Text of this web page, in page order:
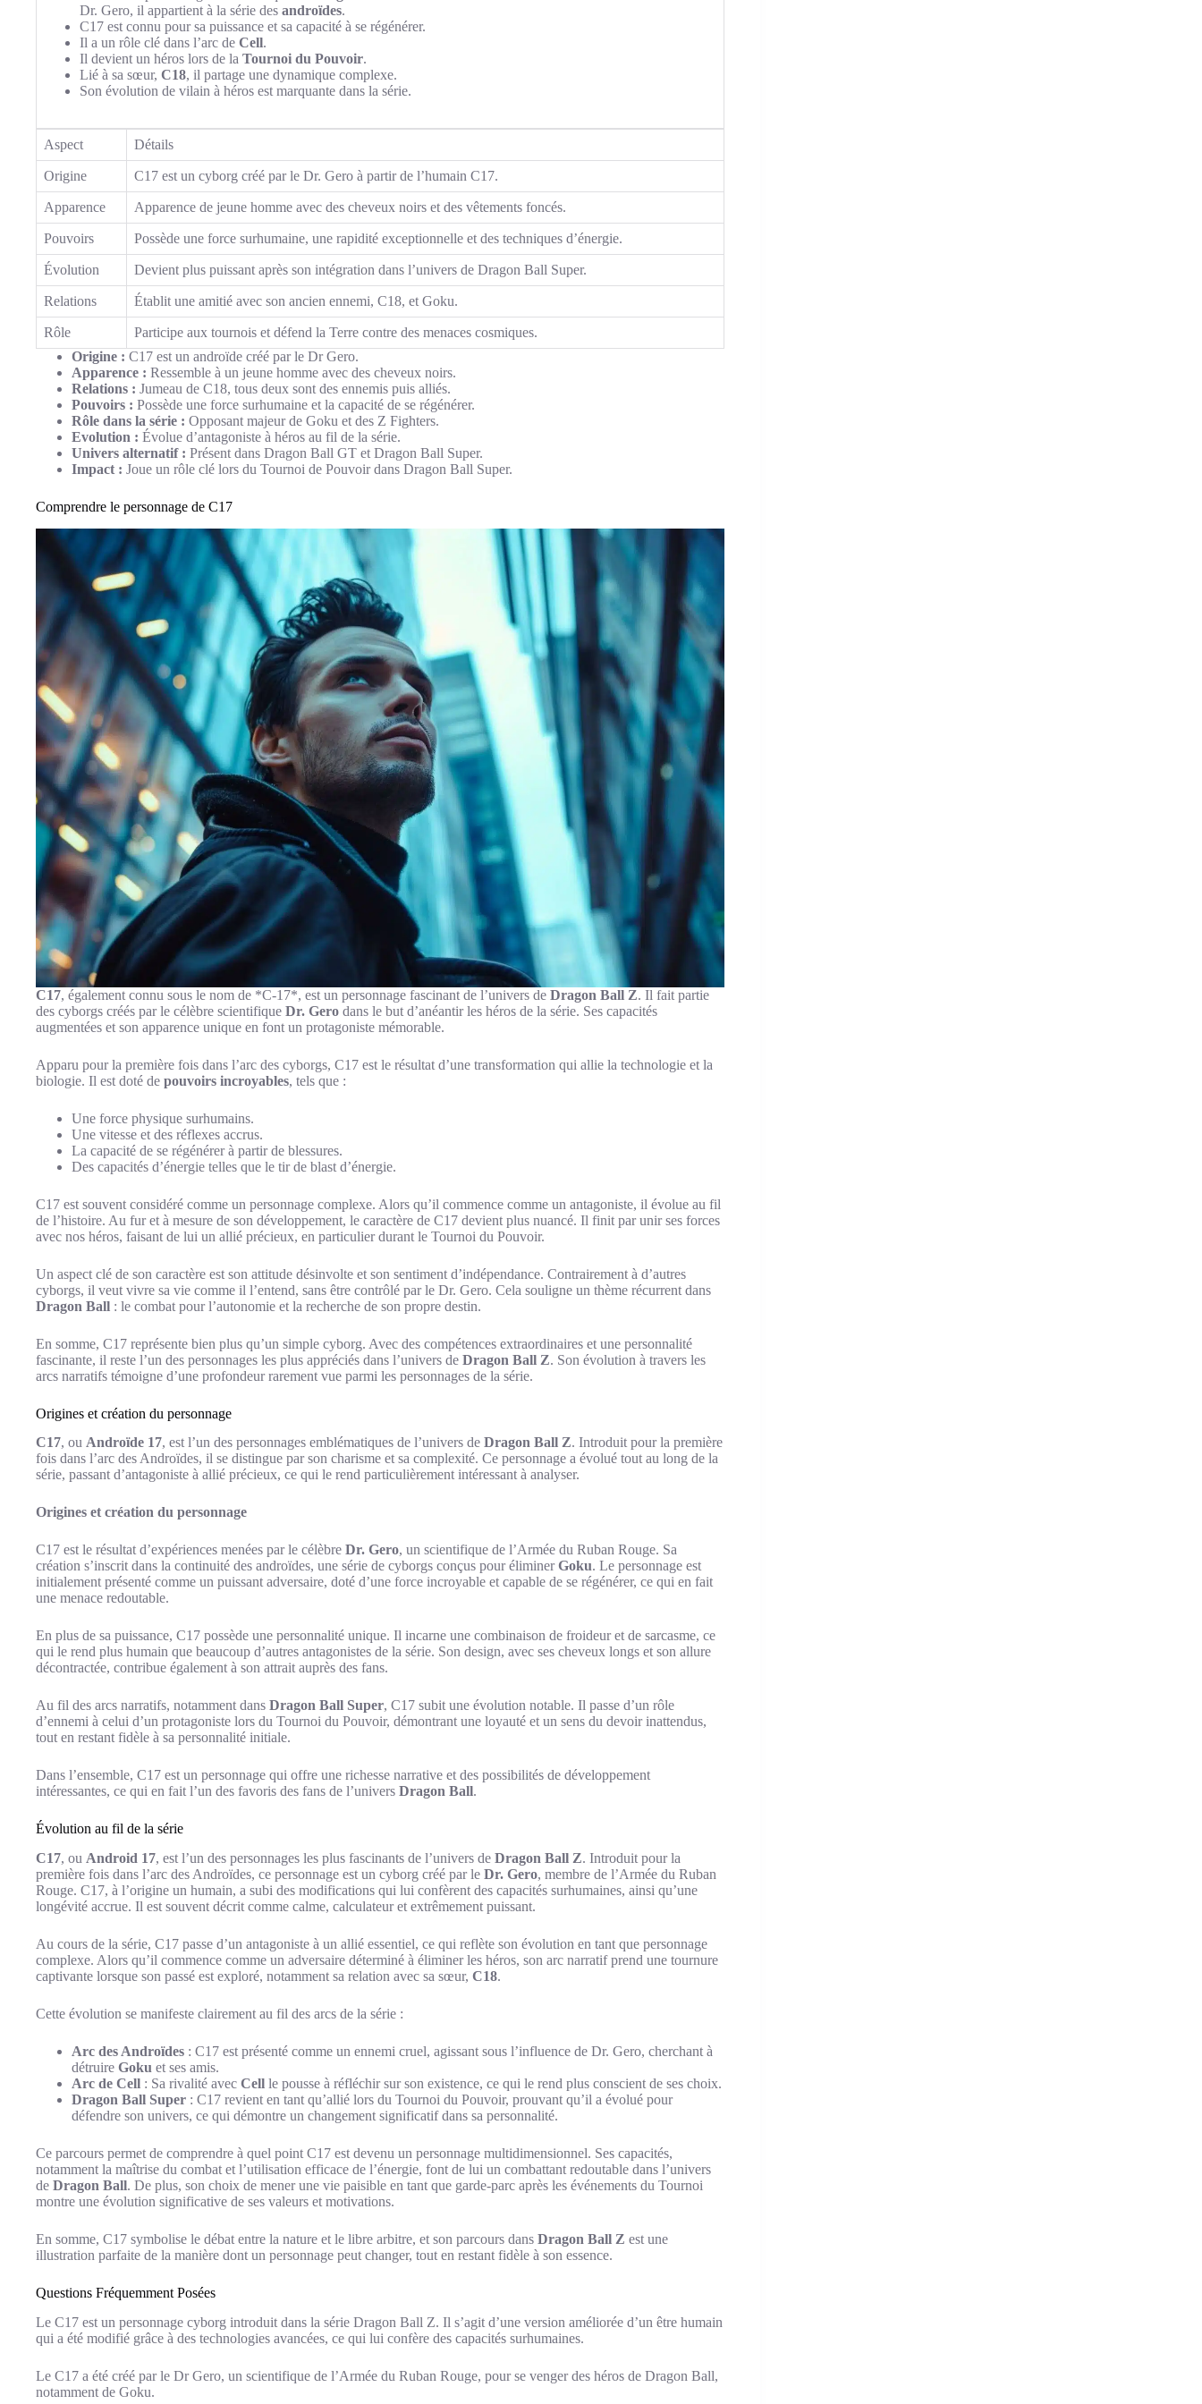
Dr. Gero, il appartient à la série des androïdes.
C17 est connu pour sa puissance et sa capacité à se régénérer.
Il a un rôle clé dans l’arc de Cell.
Il devient un héros lors de la Tournoi du Pouvoir.
Lié à sa sœur, C18, il partage une dynamique complexe.
Son évolution de vilain à héros est marquante dans la série.
Aspect Détails
Origine C17 est un cyborg créé par le Dr. Gero à partir de l’humain C17.
Apparence Apparence de jeune homme avec des cheveux noirs et des vêtements foncés.
Pouvoirs Possède une force surhumaine, une rapidité exceptionnelle et des techniques d’énergie.
Évolution Devient plus puissant après son intégration dans l’univers de Dragon Ball Super.
Relations Établit une amitié avec son ancien ennemi, C18, et Goku.
Rôle
Participe aux tournois et défend la Terre contre des menaces cosmiques.
Origine : C17 est un androïde créé par le Dr Gero.
Apparence : Ressemble à un jeune homme avec des cheveux noirs.
Relations : Jumeau de C18, tous deux sont des ennemis puis alliés.
Pouvoirs : Possède une force surhumaine et la capacité de se régénérer.
Rôle dans la série : Opposant majeur de Goku et des Z Fighters.
Evolution : Évolue d’antagoniste à héros au fil de la série.
Univers alternatif : Présent dans Dragon Ball GT et Dragon Ball Super.
Impact : Joue un rôle clé lors du Tournoi de Pouvoir dans Dragon Ball Super.
Comprendre le personnage de C17
C17, également connu sous le nom de *C-17*, est un personnage fascinant de l’univers de Dragon Ball Z. Il fait partie
des cyborgs créés par le célèbre scientifique Dr. Gero dans le but d’anéantir les héros de la série. Ses capacités
augmentées et son apparence unique en font un protagoniste mémorable.
Apparu pour la première fois dans l’arc des cyborgs, C17 est le résultat d’une transformation qui allie la technologie et la
biologie. Il est doté de pouvoirs incroyables, tels que :
Une force physique surhumains.
Une vitesse et des réflexes accrus.
La capacité de se régénérer à partir de blessures.
Des capacités d’énergie telles que le tir de blast d’énergie.
C17 est souvent considéré comme un personnage complexe. Alors qu’il commence comme un antagoniste, il évolue au fil
de l’histoire. Au fur et à mesure de son développement, le caractère de C17 devient plus nuancé. Il finit par unir ses forces
avec nos héros, faisant de lui un allié précieux, en particulier durant le Tournoi du Pouvoir.
Un aspect clé de son caractère est son attitude désinvolte et son sentiment d’indépendance. Contrairement à d’autres
cyborgs, il veut vivre sa vie comme il l’entend, sans être contrôlé par le Dr. Gero. Cela souligne un thème récurrent dans
Dragon Ball : le combat pour l’autonomie et la recherche de son propre destin.
En somme, C17 représente bien plus qu’un simple cyborg. Avec des compétences extraordinaires et une personnalité
fascinante, il reste l’un des personnages les plus appréciés dans l’univers de Dragon Ball Z. Son évolution à travers les
arcs narratifs témoigne d’une profondeur rarement vue parmi les personnages de la série.
Origines et création du personnage
C17, ou Androïde 17, est l’un des personnages emblématiques de l’univers de Dragon Ball Z. Introduit pour la première
fois dans l’arc des Androïdes, il se distingue par son charisme et sa complexité. Ce personnage a évolué tout au long de la
série, passant d’antagoniste à allié précieux, ce qui le rend particulièrement intéressant à analyser.
Origines et création du personnage
C17 est le résultat d’expériences menées par le célèbre Dr. Gero, un scientifique de l’Armée du Ruban Rouge. Sa
création s’inscrit dans la continuité des androïdes, une série de cyborgs conçus pour éliminerGoku. Le personnage est
initialement présenté comme un puissant adversaire, doté d’une force incroyable et capable de se régénérer, ce qui en fait
une menace redoutable.
En plus de sa puissance, C17 possède une personnalité unique. Il incarne une combinaison de froideur et de sarcasme, ce
qui le rend plus humain que beaucoup d’autres antagonistes de la série. Son design, avec ses cheveux longs et son allure
décontractée, contribue également à son attrait auprès des fans.
Au fil des arcs narratifs, notamment dans Dragon Ball Super, C17 subit une évolution notable. Il passe d’un rôle
d’ennemi à celui d’un protagoniste lors du Tournoi du Pouvoir, démontrant une loyauté et un sens du devoir inattendus,
tout en restant fidèle à sa personnalité initiale.
Dans l’ensemble, C17 est un personnage qui offre une richesse narrative et des possibilités de développement
intéressantes, ce qui en fait l’un des favoris des fans de l’univers Dragon Ball.
Évolution au fil de la série
C17, ou Android 17, est l’un des personnages les plus fascinants de l’univers de Dragon Ball Z. Introduit pour la
première fois dans l’arc des Androïdes, ce personnage est un cyborg créé par le Dr. Gero, membre de l’Armée du Ruban
Rouge. C17, à l’origine un humain, a subi des modifications qui lui confèrent des capacités surhumaines, ainsi qu’une
longévité accrue. Il est souvent décrit comme calme, calculateur et extrêmement puissant.
Au cours de la série, C17 passe d’un antagoniste à un allié essentiel, ce qui reflète son évolution en tant que personnage
complexe. Alors qu’il commence comme un adversaire déterminé à éliminer les héros, son arc narratif prend une tournure
captivante lorsque son passé est exploré, notamment sa relation avec sa sœur, C18.
Cette évolution se manifeste clairement au fil des arcs de la série :
Arc des Androïdes : C17 est présenté comme un ennemi cruel, agissant sous l’influence de Dr. Gero, cherchant à
détruire Goku et ses amis.
Arc de Cell : Sa rivalité avec Cell le pousse à réfléchir sur son existence, ce qui le rend plus conscient de ses choix.
Dragon Ball Super : C17 revient en tant qu’allié lors du Tournoi du Pouvoir, prouvant qu’il a évolué pour
défendre son univers, ce qui démontre un changement significatif dans sa personnalité.
Ce parcours permet de comprendre à quel point C17 est devenu un personnage multidimensionnel. Ses capacités,
notamment la maîtrise du combat et l’utilisation efficace de l’énergie, font de lui un combattant redoutable dans l’univers
de Dragon Ball. De plus, son choix de mener une vie paisible en tant que garde-parc après les événements du Tournoi
montre une évolution significative de ses valeurs et motivations.
En somme, C17 symbolise le débat entre la nature et le libre arbitre, et son parcours dans Dragon Ball Z est une
illustration parfaite de la manière dont un personnage peut changer, tout en restant fidèle à son essence.
Questions Fréquemment Posées
Le C17 est un personnage cyborg introduit dans la série Dragon Ball Z. Il s’agit d’une version améliorée d’un être humain
qui a été modifié grâce à des technologies avancées, ce qui lui confère des capacités surhumaines.
Le C17 a été créé par le Dr Gero, un scientifique de l’Armée du Ruban Rouge, pour se venger des héros de Dragon Ball,
notamment de Goku.